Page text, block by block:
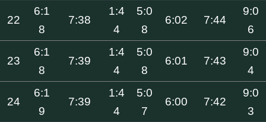
22
6:1
8
7:38
1:4
4
5:0
8
6:02 7:44
9:0
6
23
6:1
8
7:39
1:4
4
5:0
8
6:01 7:43
9:0
4
24
6:1
9
7:39
1:4
4
5:0
7
6:00 7:42
9:0
3